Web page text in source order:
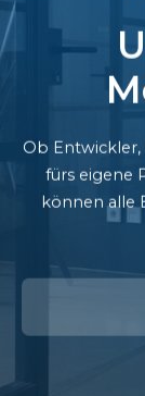
Ob Entwickler,
fürs eigene
können alle